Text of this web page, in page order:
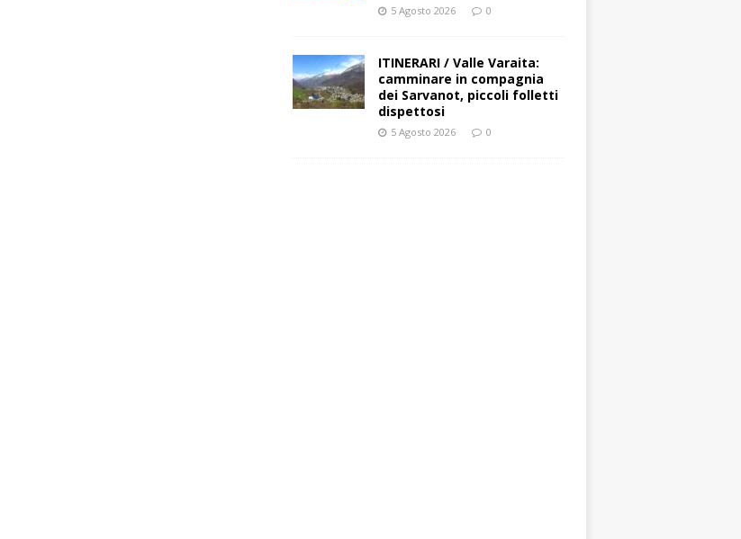
5 Agosto 2026 0
ITINERARI / Valle Varaita:
camminare in compagnia
dei Sarvanot, piccoli folletti
dispettosi
5 Agosto 2026 0